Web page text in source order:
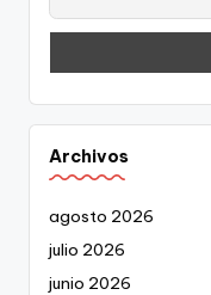
Archivos
agosto 2026
julio 2026
junio 2026